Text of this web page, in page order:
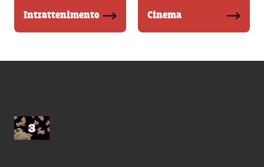
Intrattenimento Cinema